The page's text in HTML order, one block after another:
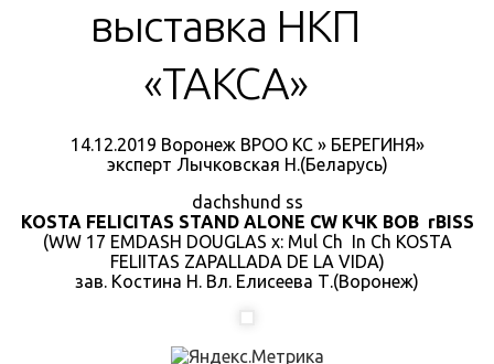
выставка НКП
«ТАКСА»
14.12.2019 Воронеж ВРОО КС » БЕРЕГИНЯ»
эксперт Лычковская Н.(Беларусь)
dachshund ss
KOSTA FELICITAS STAND ALONE CW КЧК BOB rBISS
(WW 17 EMDASH DOUGLAS х: Mul Ch In Ch KOSTA
FELIITAS ZAPALLADA DE LA VIDA)
зав. Костина Н. Вл. Елисеева Т.(Воронеж)